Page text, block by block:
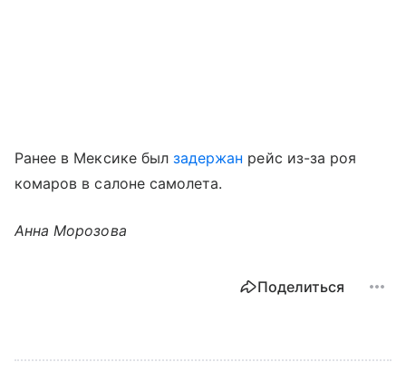
Ранее в Мексике был задержан рейс из-за роя
комаров в салоне самолета.
Анна Морозова
Поделиться